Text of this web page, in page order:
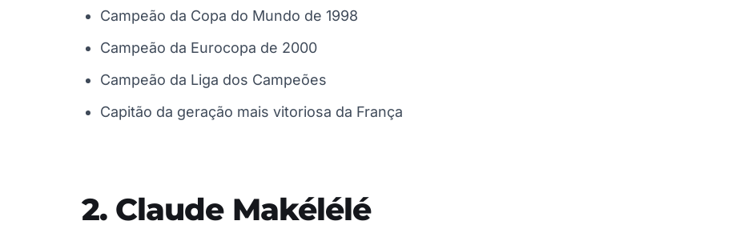
Campeão da Copa do Mundo de 1998
Campeão da Eurocopa de 2000
Campeão da Liga dos Campeões
Capitão da geração mais vitoriosa da França
2. Claude Makélélé